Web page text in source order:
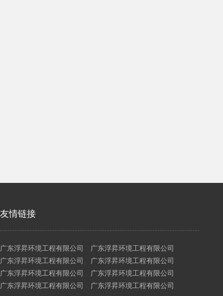
广东浮昇环境工程有限公司 广东浮昇环境工程有限公司
广东浮昇环境工程有限公司 广东浮昇环境工程有限公司
广东浮昇环境工程有限公司 广东浮昇环境工程有限公司
广东浮昇环境工程有限公司 广东浮昇环境工程有限公司
友情链接